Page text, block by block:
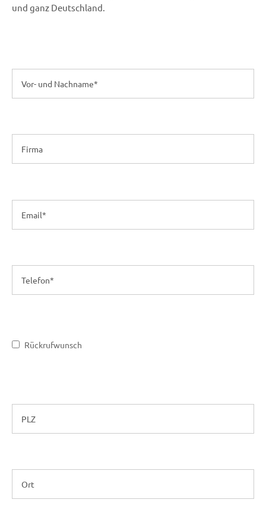
und ganz Deutschland.
Rückrufwunsch